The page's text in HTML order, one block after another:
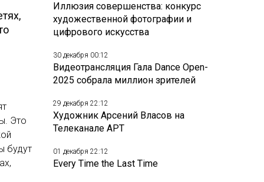
Это
будут
Иллюзия совершенства: конкурс
художественной фотографии и
цифрового искусства
30 декабря 00:12
Видеотрансляция Гала Dance Open-
2025 собрала миллион зрителей
29 декабря 22:12
Художник Арсений Власов на
Телеканале АРТ
01 декабря 22:12
Every Time the Last Time